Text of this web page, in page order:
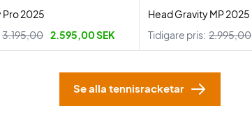
Pro 2025
3.195,00 2.595,00 SEK
Head Gravity MP 2025
Tidigare pris: 2.995,00
Se alla tennisracketar